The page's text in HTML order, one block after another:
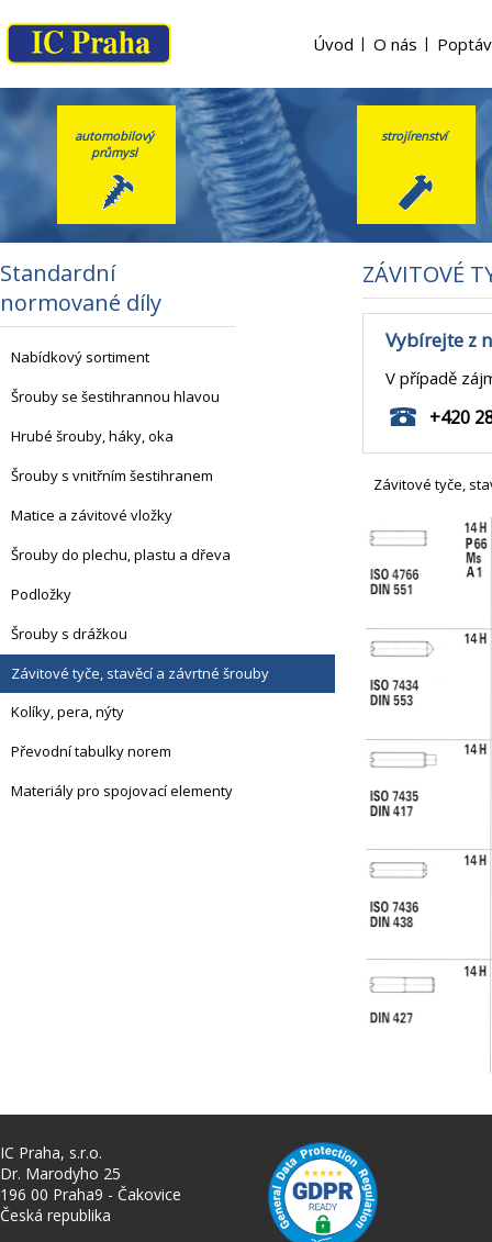
|
O nás
|
Úvod
automobilový
průmysl
strojírenství
Standardní
normované díly
Nabídkový sortiment
Šrouby se šestihrannou hlavou
Hrubé šrouby, háky, oka
Šrouby s vnitřním šestihranem
Matice a závitové vložky
Šrouby do plechu, plastu a dřeva
Podložky
Šrouby s drážkou
Závitové tyče, stavěcí a závrtné šrouby
Kolíky, pera, nýty
Převodní tabulky norem
Materiály pro spojovací elementy
ZÁVITOVÉ
Vybírejte z
V případě
+420
Závitové tyče,
IC Praha, s.r.o.
Dr. Marodyho 25
196 00 Praha9 - Čakovice
Česká republika